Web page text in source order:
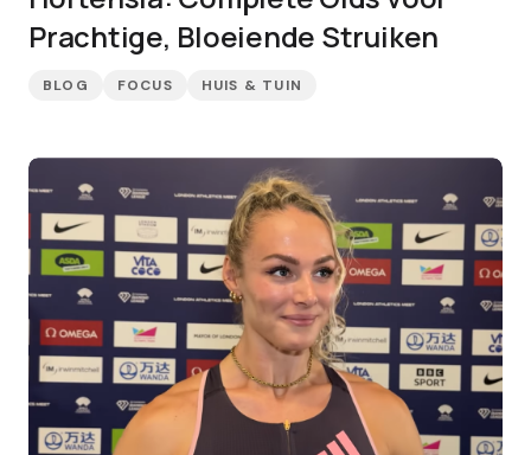
Prachtige, Bloeiende Struiken
BLOG FOCUS HUIS & TUIN